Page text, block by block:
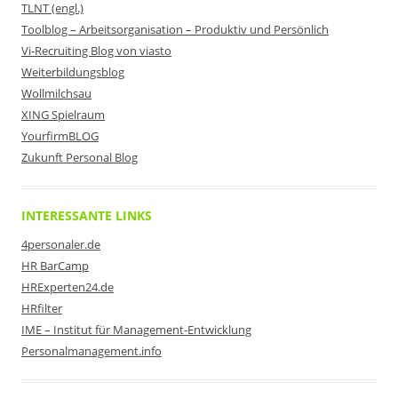
TLNT (engl.)
Toolblog – Arbeitsorganisation – Produktiv und Persönlich
Vi-Recruiting Blog von viasto
Weiterbildungsblog
Wollmilchsau
XING Spielraum
YourfirmBLOG
Zukunft Personal Blog
INTERESSANTE LINKS
4personaler.de
HR BarCamp
HRExperten24.de
HRfilter
IME – Institut für Management-Entwicklung
Personalmanagement.info